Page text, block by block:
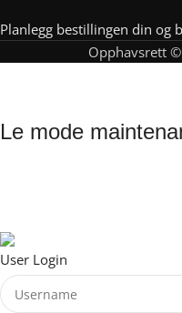
Planlegg bestillingen din og
Opphavsrett
Le mode
User Login